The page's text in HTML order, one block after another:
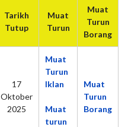
Tarikh
Tutup
Muat
Turun
Muat
Turun
Borang
17
Oktober
2025
Muat
Turun
Iklan
Muat
turun
Muat
Turun
Borang